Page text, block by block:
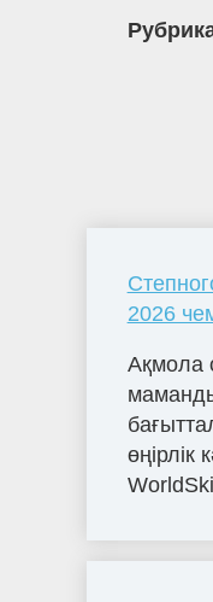
2026
Ақмола
өңірлік